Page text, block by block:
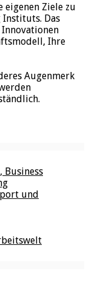
eigenen Ziele zu
Das
Ihre
Augenmerk
und